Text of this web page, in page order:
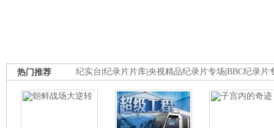
纪实台 纪录片片库 央视精品纪录片专场 BBC纪录片
热门推荐